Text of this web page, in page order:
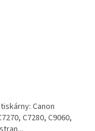
tiskárny: Canon
C7280, C9060,